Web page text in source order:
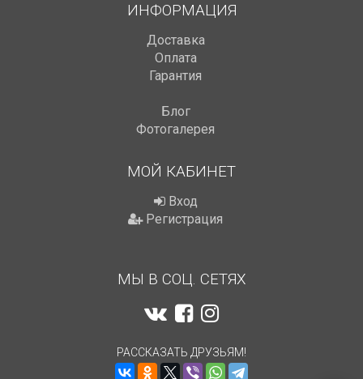
ИНФОРМАЦИЯ
Доставка
Оплата
Гарантия
Блог
Фотогалерея
МОЙ КАБИНЕТ
Вход
Регистрация
МЫ В СОЦ. СЕТЯХ
РАССКАЗАТЬ ДРУЗЬЯМ!